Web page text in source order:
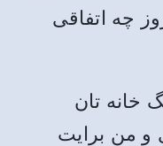
چه اتفاقی
خانه تان
و من برایت